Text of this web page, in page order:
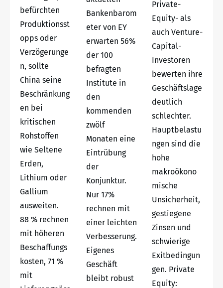
befürchten
Produktionsst
opps oder
Verzögerunge
n, sollte
China seine
Beschränkung
en bei
kritischen
Rohstoffen
wie Seltene
Erden,
Lithium oder
Gallium
ausweiten.
88 % rechnen
mit höheren
Beschaffungs
kosten, 71 %
mit
Bankenbarom
eter von EY
erwarten 56%
der 100
befragten
Institute in
den
kommenden
zwölf
Monaten eine
Eintrübung
der
Konjunktur.
Nur 17%
rechnen mit
einer leichten
Verbesserung.
Eigenes
Geschäft
bleibt robust
Private-
Equity- als
auch Venture-
Capital-
Investoren
bewerten ihre
Geschäftslage
deutlich
schlechter.
Hauptbelastu
ngen sind die
hohe
makroökono
mische
Unsicherheit,
gestiegene
Zinsen und
schwierige
Exitbedingun
gen. Private
Equity: